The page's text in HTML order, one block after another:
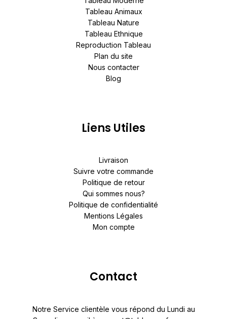
Tableau Animaux
Tableau Nature
Tableau Ethnique
Reproduction Tableau
Plan du site
Nous contacter
Blog
Liens Utiles
Livraison
Suivre votre commande
Politique de retour
Qui sommes nous?
Politique de confidentialité
Mentions Légales
Mon compte
Contact
Notre Service clientèle vous répond du Lundi au